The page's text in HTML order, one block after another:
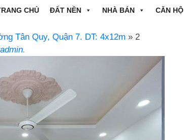
CHỦ ĐẤT NỀN NHÀ BÁN CĂN HỘ
Tân Quy, Quận 7. DT: 4x12m » 2
.